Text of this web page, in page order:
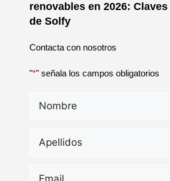
renovables en 2026:
de Solfy
Contacta con nosotros
"*" señala los campos obligatorios